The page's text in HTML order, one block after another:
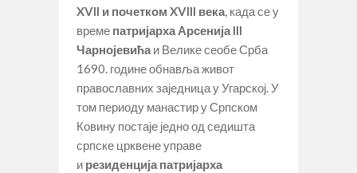
XVII и почетком XVIII века , када се у
време патријарха Арсенија III
Чарнојевића и Велике сеобе Срба
1690. године обнавља живот
православних заједница у Угарској. У
том периоду манастир у Српском
Ковину постаје једно од седишта
српске црквене управе
и резиденција патријарха